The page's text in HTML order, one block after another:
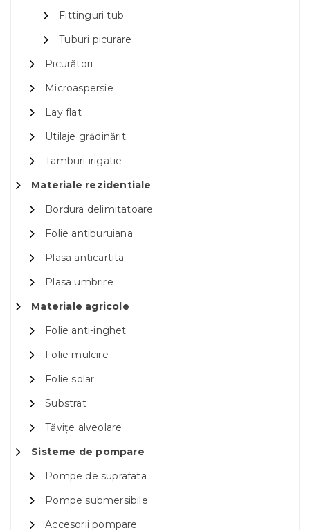
Fittinguri tub
Tuburi picurare
Picurători
Microaspersie
Lay flat
Utilaje grădinărit
Tamburi irigatie
Materiale rezidentiale
Bordura delimitatoare
Folie antiburuiana
Plasa anticartita
Plasa umbrire
Materiale agricole
Folie anti-inghet
Folie mulcire
Folie solar
Substrat
Tăvițe alveolare
Sisteme de pompare
Pompe de suprafata
Pompe submersibile
Accesorii pompare